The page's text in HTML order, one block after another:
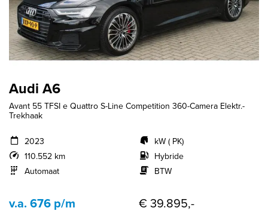
Audi A6
Avant 55 TFSI e Quattro S-Line Competition 360-Camera Elektr.-
Trekhaak
2023
110.552 km
Automaat
kW ( PK)
Hybride
BTW
v.a. 676 p/m € 39.895,-